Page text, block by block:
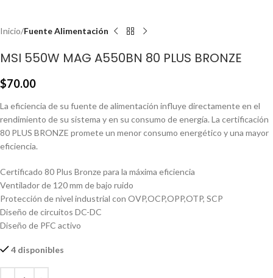
Inicio Fuente Alimentación
MSI 550W MAG A550BN 80 PLUS BRONZE
$70.00
La eficiencia de su fuente de alimentación influye directamente en el
rendimiento de su sistema y en su consumo de energía. La certificación
80 PLUS BRONZE promete un menor consumo energético y una mayor
eficiencia.
Certificado 80 Plus Bronze para la máxima eficiencia
Ventilador de 120 mm de bajo ruido
Protección de nivel industrial con OVP,OCP,OPP,OTP, SCP
Diseño de circuitos DC-DC
Diseño de PFC activo
4 disponibles